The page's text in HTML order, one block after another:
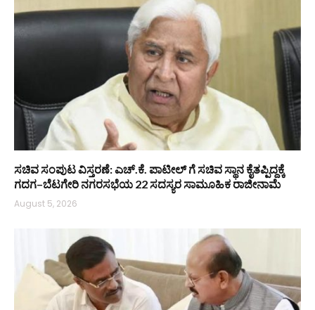
ಸಚಿವ ಸಂಪುಟ ವಿಸ್ತರಣೆ: ಎಚ್.ಕೆ. ಪಾಟೀಲ್ ಗೆ ಸಚಿವ ಸ್ಥಾನ ಕೈತಪ್ಪಿದ್ದಕ್ಕೆ
ಗದಗ–ಬೆಟಗೇರಿ ನಗರಸಭೆಯ 22 ಸದಸ್ಯರ ಸಾಮೂಹಿಕ ರಾಜೀನಾಮೆ
August 5, 2026